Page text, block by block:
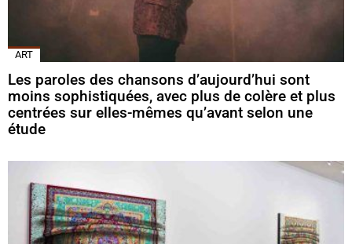
ART
Les paroles des chansons d’aujourd’hui sont
moins sophistiquées, avec plus de colère et plus
centrées sur elles-mêmes qu’avant selon une
étude